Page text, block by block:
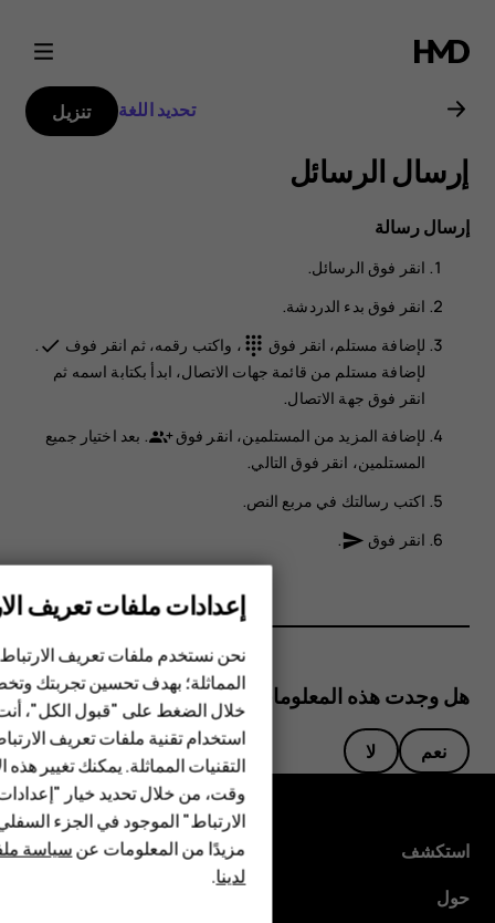
دليل
مستخدم
Nokia
G21
الهواتف المميزة
HMD Terra M
HMD Watch
للأعمال
تحديد اللغة تنزيل
إرسال الرسائل
إرسال رسالة
انقر فوق الرسائل.
انقر فوق بدء الدردشة.
لإضافة مستلم، انقر فوق dialpad ، واكتب رقمه، ثم انقر فوف done
.
لإضافة مستلم من قائمة جهات الاتصال، ابدأ بكتابة اسمه ثم
انقر فوق جهة الاتصال.
لإضافة المزيد من المستلمين، انقر فوق
. بعد اختيار جميع
المستلمين، انقر فوق التالي.
اكتب رسالتك في مربع النص.
انقر فوق send
.
هل وجدت هذه المعلومات مفيدة؟
نعم لا
استكشف
حول
إعدادات ملفات تعريف
نحن نستخدم ملفات تعريف
المماثلة؛ بهدف تحسين تجربتك
خلال الضغط على "قبول الكل"،
استخدام تقنية ملفات تعريف
التقنيات المماثلة. يمكنك تغيير
وقت، من خلال تحديد خيار
الارتباط" الموجود في الجزء
مزيدًا من المعلومات عنسياسة
لدينا.